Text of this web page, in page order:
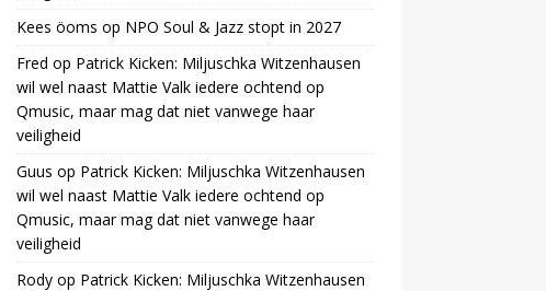
Kees öoms op NPO Soul & Jazz stopt in 2027
Fred op Patrick Kicken: Miljuschka Witzenhausen
wil wel naast Mattie Valk iedere ochtend op
Qmusic, maar mag dat niet vanwege haar
veiligheid
Guus op Patrick Kicken: Miljuschka Witzenhausen
wil wel naast Mattie Valk iedere ochtend op
Qmusic, maar mag dat niet vanwege haar
veiligheid
Rodyop Patrick Kicken: Miljuschka Witzenhausen